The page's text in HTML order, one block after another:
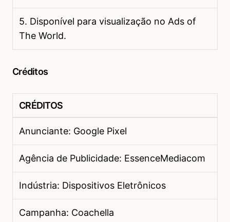
5. Disponível para visualização no Ads of
The World.
Créditos
CRÉDITOS
Anunciante: Google Pixel
Agência de Publicidade: EssenceMediacom
Indústria: Dispositivos Eletrônicos
Campanha: Coachella